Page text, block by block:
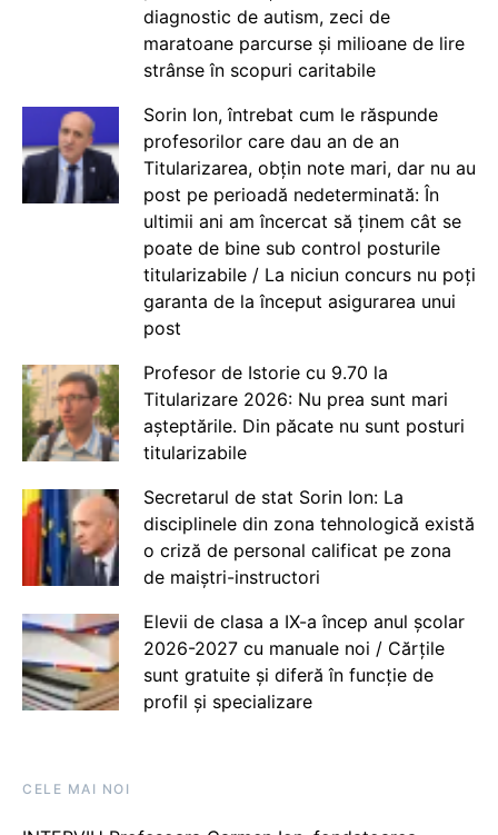
diagnostic de autism, zeci de
maratoane parcurse și milioane de lire
strânse în scopuri caritabile
Sorin Ion, întrebat cum le răspunde
profesorilor care dau an de an
Titularizarea, obțin note mari, dar nu au
post pe perioadă nedeterminată: În
ultimii ani am încercat să ținem cât se
poate de bine sub control posturile
titularizabile / La niciun concurs nu poți
garanta de la început asigurarea unui
post
Profesor de Istorie cu 9.70 la
Titularizare 2026: Nu prea sunt mari
așteptările. Din păcate nu sunt posturi
titularizabile
Secretarul de stat Sorin Ion: La
disciplinele din zona tehnologică există
o criză de personal calificat pe zona
de maiștri-instructori
Elevii de clasa a IX-a încep anul școlar
2026-2027 cu manuale noi / Cărțile
sunt gratuite și diferă în funcție de
profil și specializare
CELE MAI NOI